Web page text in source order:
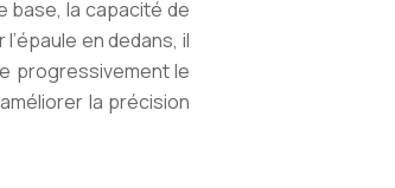
base, la capacité de
en dedans, il
progressivement le
la précision